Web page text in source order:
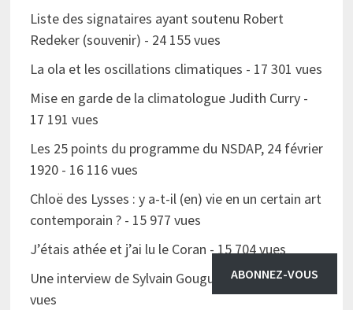
Liste des signataires ayant soutenu Robert
Redeker (souvenir) - 24 155 vues
La ola et les oscillations climatiques - 17 301 vues
Mise en garde de la climatologue Judith Curry-
17 191 vues
Les 25 points du programme du NSDAP, 24 février
1920- 16 116 vues
Chloë des Lysses : y a-t-il (en) vie en un certain art
contemporain ?- 15 977 vues
J’étais athée et j’ai lu le Coran - 15 704 vues
Une interview de Sylvain Gouguenheim- 15 419
vues
ABONNEZ-VOUS